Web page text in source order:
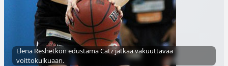
Elena Reshetkon edustama Catz jatkaa vakuuttavaa
voittokulkuaan.